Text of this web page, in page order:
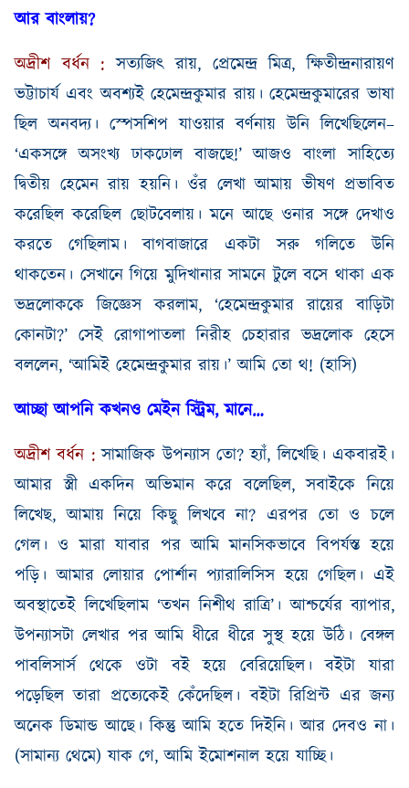
আর বাংলায়?
অদ্রীশ বর্ধন : সত্যজিৎ রায়, প্রেমেন্দ্র মিত্র,ক্ষিতীন্দ্রনারায়ণ
ভট্টাচার্য এবং অবশ্যই হেমেন্দ্রকুমার রায়। হেমেন্দ্রকুমারের ভাষা
ছিল অনবদ্য। স্পেসশিপ যাওয়ার বর্ণনায় উনি লিখেছিলেন–
‘একসঙ্গে অসংখ্য ঢাকঢোল বাজছে!’আজও বাংলা সাহিত্যে
দ্বিতীয় হেমেন রায় হয়নি। ওঁর লেখা আমায় ভীষণ প্রভাবিত
করেছিল করেছিল ছোটবেলায়। মনে আছে ওনার সঙ্গে দেখাও
করতে গেছিলাম। বাগবাজারে একটা সরু গলিতে উনি
থাকতেন। সেখানে গিয়ে মুদিখানার সামনে টুলে বসে থাকা এক
ভদ্রলোককে জিজ্ঞেস করলাম, ‘হেমেন্দ্রকুমার রায়ের বাড়িটা
কোনটা?’ সেই রোগাপাতলা নিরীহ চেহারার ভদ্রলোক হেসে
বললেন, ‘আমিই হেমেন্দ্রকুমার রায়।’ আমি তো থ! (হাসি)
আচ্ছা আপনি কখনও মেইন স্ট্রিম,মানে…
অদ্রীশ বর্ধন :সামাজিক উপন্যাস তো?হ্যাঁ,লিখেছি। একবারই।
আমার স্ত্রী একদিন অভিমান করে বলেছিল,সবাইকে নিয়ে
লিখেছ,আমায় নিয়ে কিছু লিখবে না? এরপর তো ও চলে
গেল। ও মারা যাবার পর আমি মানসিকভাবে বিপর্যস্ত হয়ে
পড়ি। আমার লোয়ার পোর্শান প্যারালিসিস হয়ে গেছিল। এই
অবস্থাতেই লিখেছিলাম ‘তখন নিশীথ রাত্রি’।আশ্চর্যের ব্যাপার,
উপন্যাসটা লেখার পর আমি ধীরে ধীরে সুস্থ হয়ে উঠি। বেঙ্গল
পাবলিসার্স থেকে ওটা বই হয়ে বেরিয়েছিল। বইটা যারা
পড়েছিল তারা প্রত্যেকেই কেঁদেছিল। বইটা রিপ্রিন্ট এর জন্য
অনেক ডিমান্ড আছে। কিন্তু আমি হতে দিইনি। আর দেবও না।
(সামান্য থেমে)যাক গে,আমি ইমোশনাল হয়ে যাচ্ছি।